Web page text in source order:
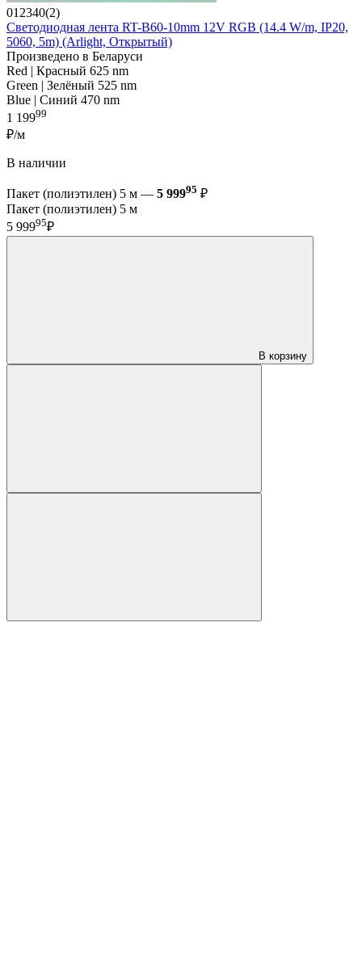
012340(2)
Светодиодная лента RT-B60-10mm 12V RGB (14.4 W/m, IP20,
5060, 5m) (Arlight, Открытый)
Произведено в Беларуси
Red | Красный 625 nm
Green | Зелёный 525 nm
Blue | Синий 470 nm
1 19999
₽/м
В наличии
Пакет (полиэтилен) 5 м — 5 99995 ₽
Пакет (полиэтилен) 5 м
5 99995₽
В корзину